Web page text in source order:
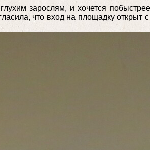
зарослям, и хочется
что вход на площадку